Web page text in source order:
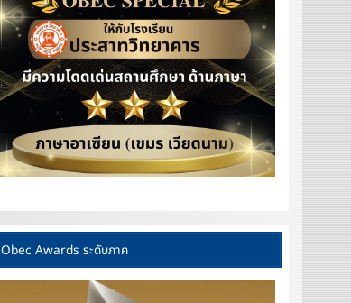
Obec Awards ระดับภาค